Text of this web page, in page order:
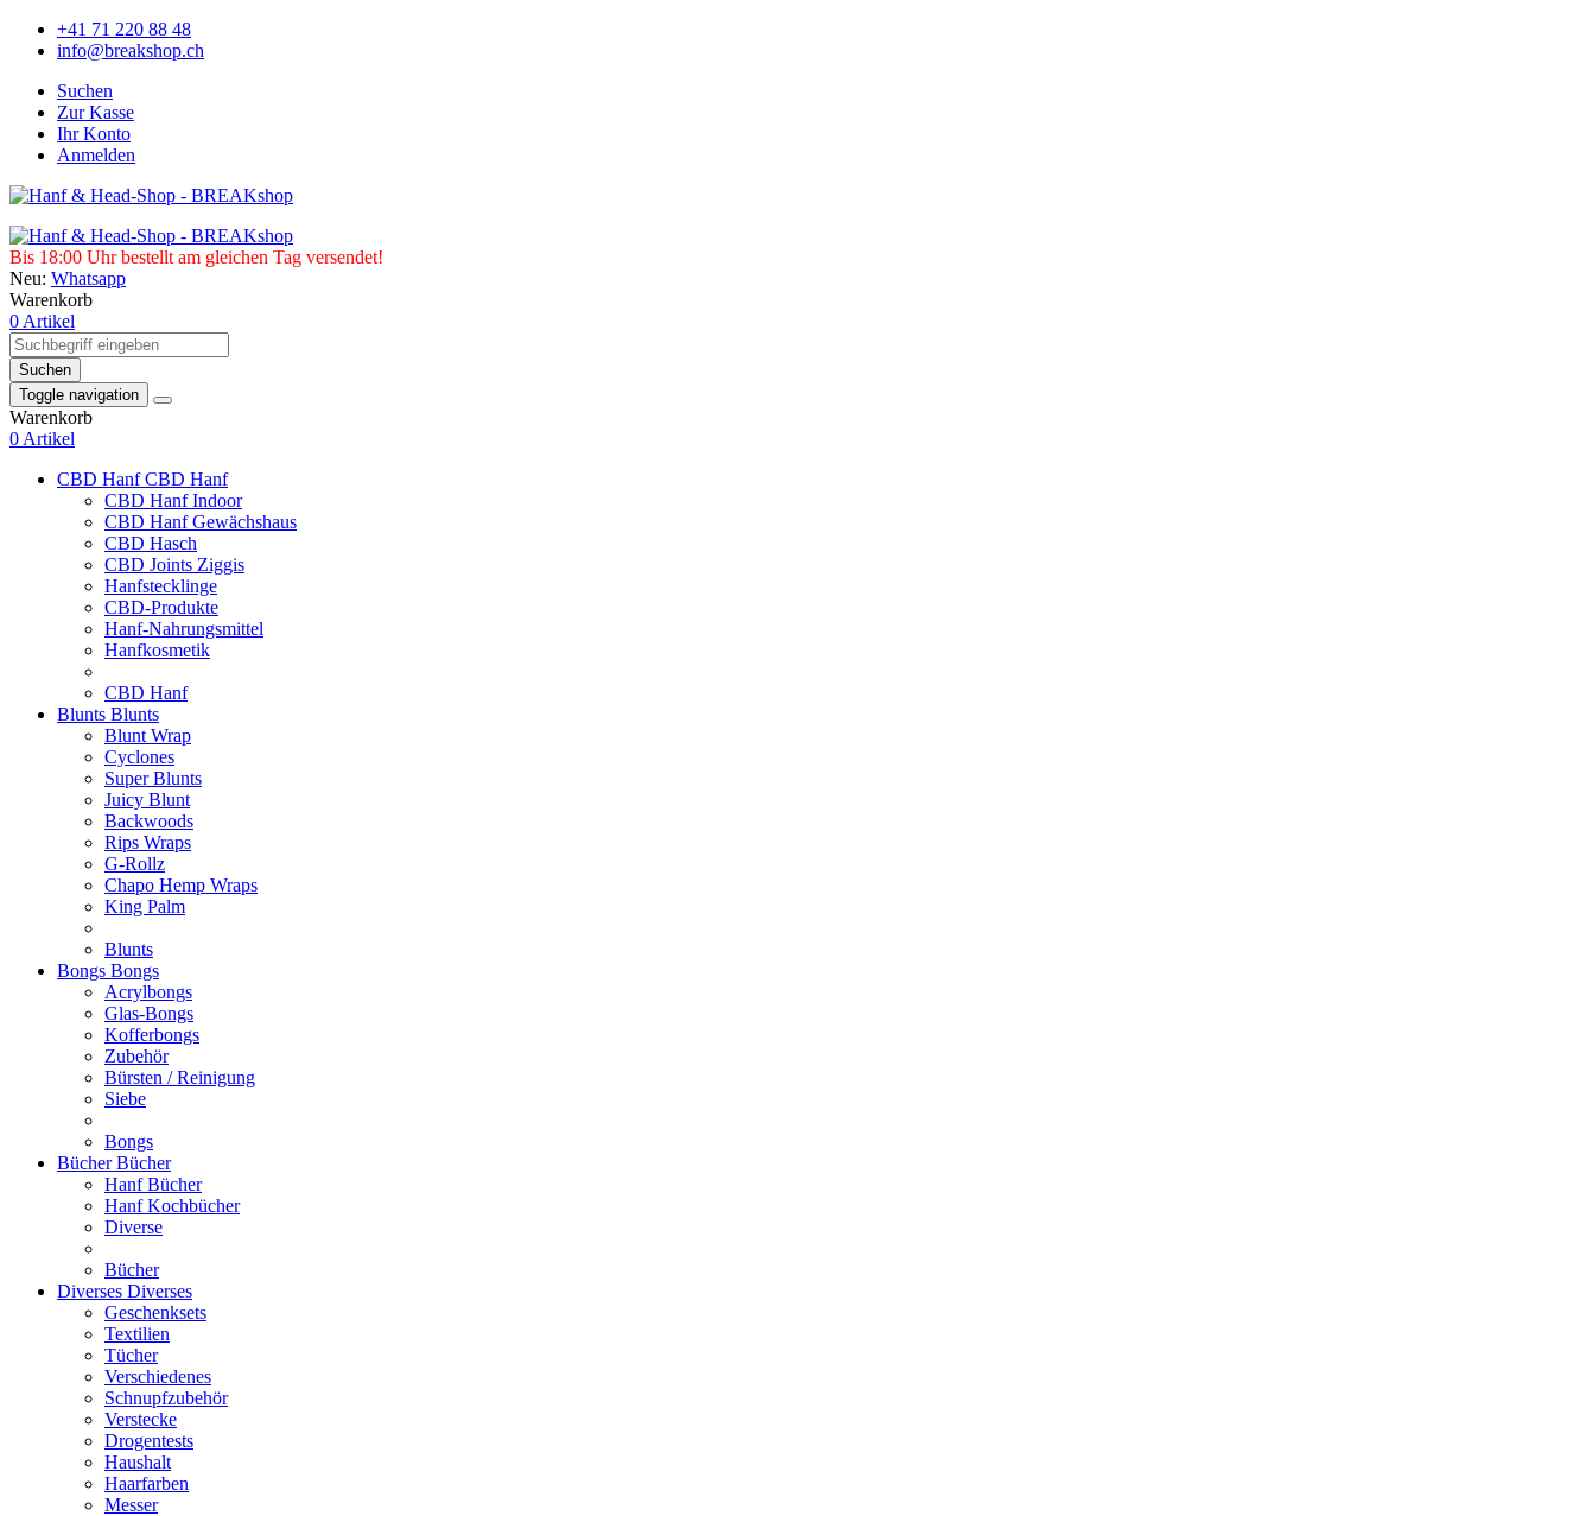
+41 71 220 88 48
info@breakshop.ch
Suchen
Zur Kasse
Ihr Konto
Anmelden
Bis 18:00 Uhr bestellt am gleichen Tag versendet!
Neu: Whatsapp
Warenkorb
0 Artikel
Suchen
Toggle navigation
Warenkorb
0 Artikel
CBD HanfCBD Hanf
CBD Hanf Indoor
CBD Hanf Gewächshaus
CBD Hasch
CBD Joints Ziggis
Hanfstecklinge
CBD-Produkte
Hanf-Nahrungsmittel
Hanfkosmetik
CBD Hanf
Blunts Blunts
Blunt Wrap
Cyclones
Super Blunts
Juicy Blunt
Backwoods
Rips Wraps
G-Rollz
Chapo Hemp Wraps
King Palm
Blunts
Bongs Bongs
Acrylbongs
Glas-Bongs
Kofferbongs
Zubehör
Bürsten / Reinigung
Siebe
Bongs
BücherBücher
Hanf Bücher
Hanf Kochbücher
Diverse
Bücher
Diverses Diverses
Geschenksets
Textilien
Tücher
Verschiedenes
Schnupfzubehör
Verstecke
Drogentests
Haushalt
Haarfarben
Messer